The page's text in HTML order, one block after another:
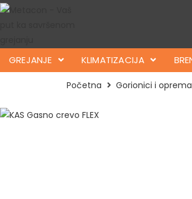
GREJANJE KLIMATIZACIJA
Početna Gorionici i